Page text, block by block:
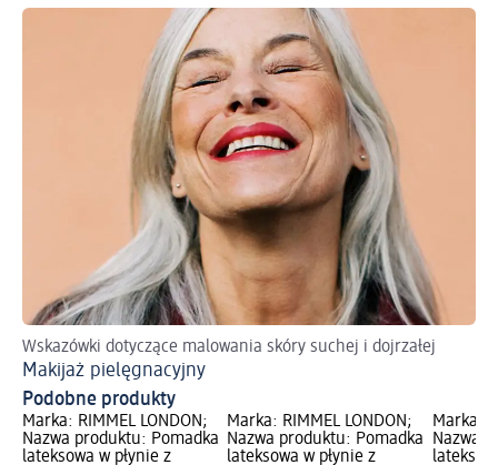
Wskazówki dotyczące malowania skóry suchej i dojrzałej
Makijaż pielęgnacyjny
Podobne produkty
Marka: RIMMEL LONDON;
Nazwa produktu: Pomadka
lateksowa w płynie z
Marka: RIMMEL LONDON;
Nazwa produktu: Pomadka
lateksowa w płynie z
Marka:
Nazwa